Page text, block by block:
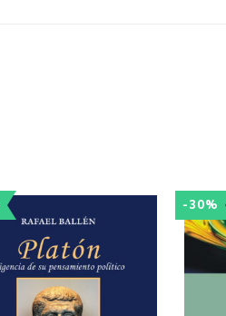
-30%